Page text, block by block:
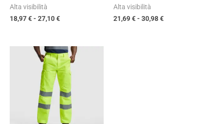
Alta visibilità
18,97€- 27,10€
Alta visibilità
21,69€- 30,98€
Fascia
di
prezzo:
16,09 €
a
22,99 €